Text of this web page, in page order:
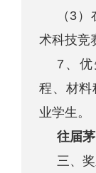
（3
术科技竞
7、
程、材料
业学生。
往届
三、